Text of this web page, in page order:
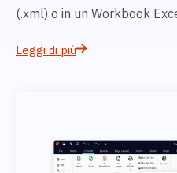
(.xml) o in un Workbook
Leggi di più